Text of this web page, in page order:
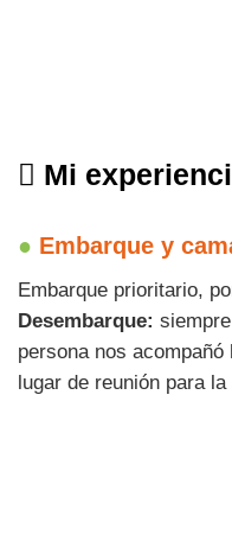
Mi
● Embarque y
Embarque prioritario,
Desembarque:
persona nos
lugar de reunión para